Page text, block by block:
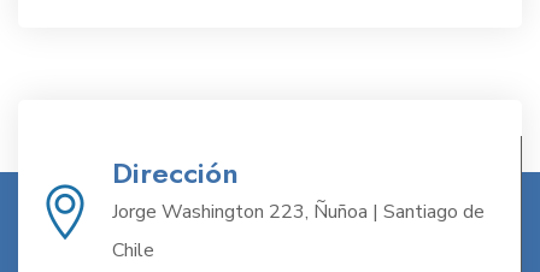
Dirección
Jorge Washington 223, Ñuñoa | Santiago de
Chile